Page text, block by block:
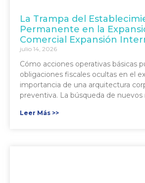
La Trampa del
Permanente en la
Comercial Expansión
julio 14, 2026
Cómo acciones operativas básicas
obligaciones fiscales ocultas en el
importancia de una arquitectura
preventiva. La búsqueda de
Leer Más >>